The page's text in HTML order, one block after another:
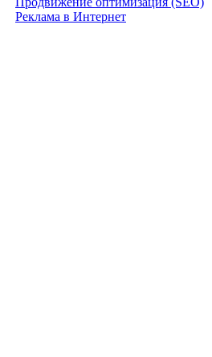
Реклама в Интернет